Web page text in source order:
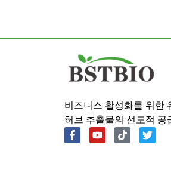
비즈니스 활성화를 위한
허브 추출물의 선도적 공
Japanese
Russian
Spanish
Portuguese